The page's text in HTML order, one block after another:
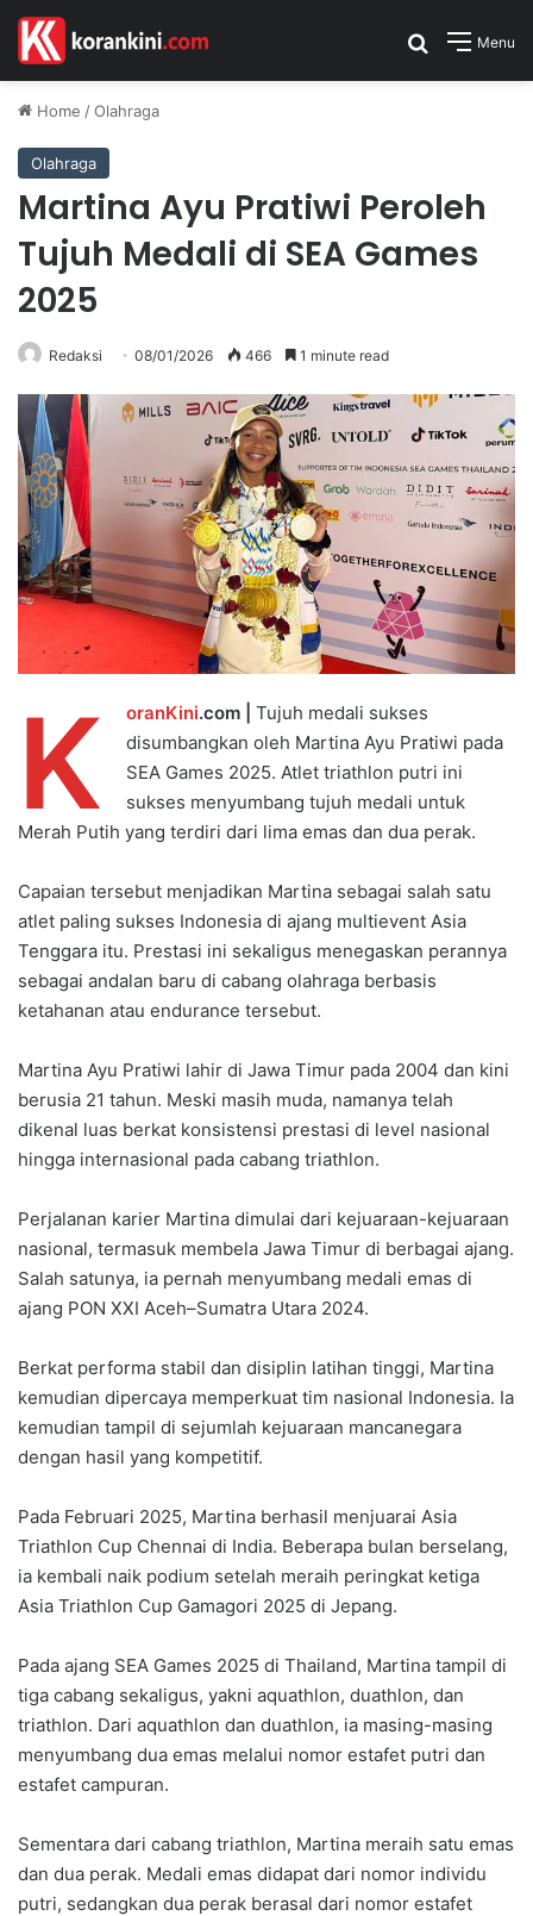
Menu
Search for
Home /Olahraga
Olahraga
Martina Ayu Pratiwi Peroleh
Tujuh Medali di SEA Games
2025
Redaksi 08/01/2026 466 1 minute read
K oranKini.com | Tujuh medali sukses
disumbangkan oleh Martina Ayu Pratiwi pada
SEA Games 2025. Atlet triathlon putri ini
sukses menyumbang tujuh medali untuk
Merah Putih yang terdiri dari lima emas dan dua perak.
Capaian tersebut menjadikan Martina sebagai salah satu
atlet paling sukses Indonesia di ajang multievent Asia
Tenggara itu. Prestasi ini sekaligus menegaskan perannya
sebagai andalan baru di cabang olahraga berbasis
ketahanan atau endurance tersebut.
Martina Ayu Pratiwi lahir di Jawa Timur pada 2004 dan kini
berusia 21 tahun. Meski masih muda, namanya telah
dikenal luas berkat konsistensi prestasi di level nasional
hingga internasional pada cabang triathlon.
Perjalanan karier Martina dimulai dari kejuaraan-kejuaraan
nasional, termasuk membela Jawa Timur di berbagai ajang.
Salah satunya, ia pernah menyumbang medali emas di
ajang PON XXI Aceh–Sumatra Utara 2024.
Berkat performa stabil dan disiplin latihan tinggi, Martina
kemudian dipercaya memperkuat tim nasional Indonesia. Ia
kemudian tampil di sejumlah kejuaraan mancanegara
dengan hasil yang kompetitif.
Pada Februari 2025, Martina berhasil menjuarai Asia
Triathlon Cup Chennai di India. Beberapa bulan berselang,
ia kembali naik podium setelah meraih peringkat ketiga
Asia Triathlon Cup Gamagori 2025 di Jepang.
Pada ajang SEA Games 2025 di Thailand, Martina tampil di
tiga cabang sekaligus, yakni aquathlon, duathlon, dan
triathlon. Dari aquathlon dan duathlon, ia masing-masing
menyumbang dua emas melalui nomor estafet putri dan
estafet campuran.
Sementara dari cabang triathlon, Martina meraih satu emas
dan dua perak. Medali emas didapat dari nomor individu
putri, sedangkan dua perak berasal dari nomor estafet